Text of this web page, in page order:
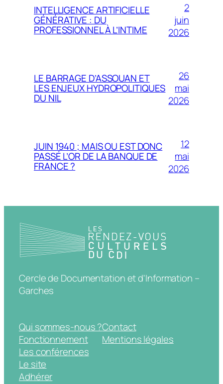
INTELLIGENCE ARTIFICIELLE
GÉNÉRATIVE : DU
PROFESSIONNEL À L’INTIME
2
juin
2026
LE BARRAGE D’ASSOUAN ET
LES ENJEUX HYDROPOLITIQUES
DU NIL
26
mai
2026
JUIN 1940 ; MAIS OU EST DONC
PASSÉ L’OR DE LA BANQUE DE
FRANCE ?
12
mai
2026
Cercle de Documentation et d'Information –
Garches
Qui sommes-nous ?
Fonctionnement
Les conférences
Le site
Adhérer
Contact
Mentions légales